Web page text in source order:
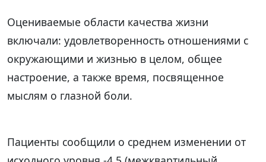
Оцениваемые области качества жизни
включали: удовлетворенность отношениями с
окружающими и жизнью в целом, общее
настроение, а также время, посвященное
мыслям о глазной боли.
Пациенты сообщили о среднем изменении от